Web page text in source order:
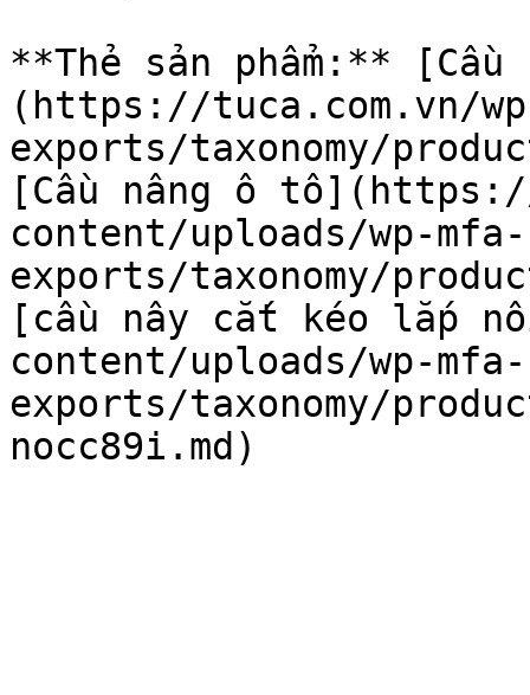
**Thẻ sản phẩm:**
(https://tuca.com.vn/
exports/taxonomy/
[Cầu nâng ô
content/uploads/wp-mfa-
exports/taxonomy/
[cầu nây cắt kéo lắp
content/uploads/wp-mfa-
exports/taxonomy/
nocc89i.md)